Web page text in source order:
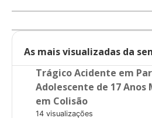
As mais visualizadas da
Trágico Acidente em
Adolescente de 17 Anos
em Colisão
14 visualizações